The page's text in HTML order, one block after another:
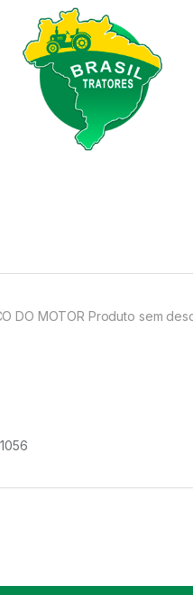
DO MOTOR Produto sem
1056